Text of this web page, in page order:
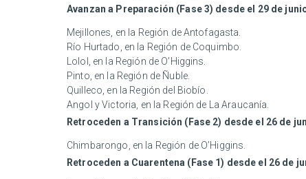
Avanzan a Preparación (Fase 3) desde el 29 de
Mejillones, en la Región de Antofagasta.
Río Hurtado, en la Región de Coquimbo.
Lolol, en la Región de O’Higgins.
Pinto, en la Región de Ñuble.
Quilleco, en la Región del Biobío.
Angol y Victoria, en la Región de La Araucanía.
Retroceden a Transición (Fase 2) desde el 26 de
Chimbarongo, en la Región de O’Higgins.
Retroceden a Cuarentena (Fase 1) desde el 26 de